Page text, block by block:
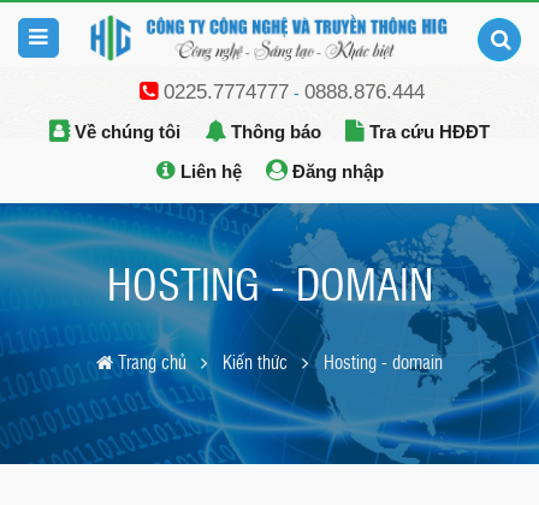
0225.7774777- 0888.876.444
Về chúng tôi Thông báo
Tra cứu HĐĐT
Liên hệ
Đăng nhập
HOSTING - DOMAIN
Trang chủ Kiến thức Hosting - domain